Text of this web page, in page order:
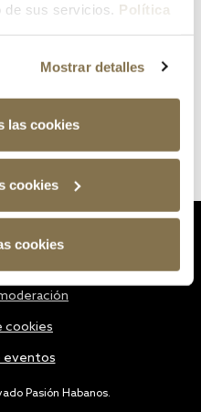
de sus servicios. Política
Mostrar detalles
las cookies
cookies
cookies
Pasión Habanos.
cookies
eventos